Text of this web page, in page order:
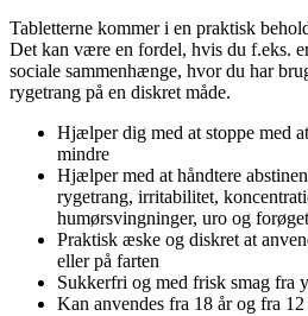
Tabletterne kommer i en praktisk
Det kan være en fordel, hvis du f.eks.
sociale sammenhænge, hvor du har
rygetrang på en diskret måde.
Hjælper dig med at stoppe med
mindre
Hjælper med at håndtere
rygetrang, irritabilitet,
humørsvingninger, uro og
Praktisk æske og diskret at
eller på farten
Sukkerfri og med frisk smag fra
Kan anvendes fra 18 år og fra